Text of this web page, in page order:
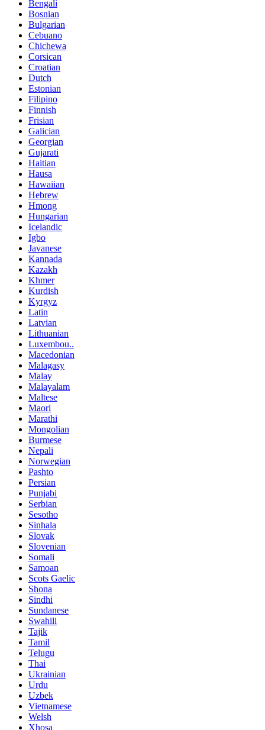
Bengali
Bosnian
Bulgarian
Cebuano
Chichewa
Corsican
Croatian
Dutch
Estonian
Filipino
Finnish
Frisian
Galician
Georgian
Gujarati
Haitian
Hausa
Hawaiian
Hebrew
Hmong
Hungarian
Icelandic
Igbo
Javanese
Kannada
Kazakh
Khmer
Kurdish
Kyrgyz
Latin
Latvian
Lithuanian
Luxembou..
Macedonian
Malagasy
Malay
Malayalam
Maltese
Maori
Marathi
Mongolian
Burmese
Nepali
Norwegian
Pashto
Persian
Punjabi
Serbian
Sesotho
Sinhala
Slovak
Slovenian
Somali
Samoan
Scots Gaelic
Shona
Sindhi
Sundanese
Swahili
Tajik
Tamil
Telugu
Thai
Ukrainian
Urdu
Uzbek
Vietnamese
Welsh
Xhosa